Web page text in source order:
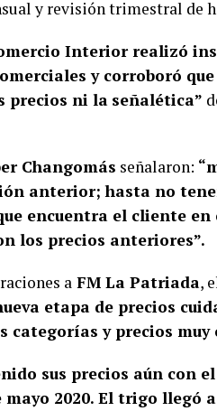
y revisión trimestral de
Interior realizó
y corroboró
precios ni la señalética”
Changomás señalaron:
anterior; hasta no
encuentra el cliente
los precios anteriores”.
a FM La Patriada,
etapa de precios
categorías y precios muy
sus precios aún con
2020. El trigo llegó